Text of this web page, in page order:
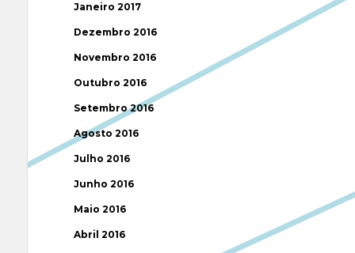
Janeiro 2017
Dezembro 2016
Novembro 2016
Outubro 2016
Setembro 2016
Agosto 2016
Julho 2016
Junho 2016
Maio 2016
Abril 2016